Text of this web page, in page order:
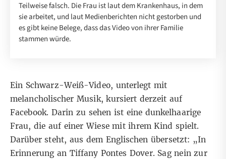
Teilweise falsch. Die Frau ist laut dem Krankenhaus, in dem
sie arbeitet, und laut Medienberichten nicht gestorben und
es gibt keine Belege, dass das Video von ihrer Familie
stammen würde.
Ein Schwarz-Weiß-Video, unterlegt mit
melancholischer Musik, kursiert derzeit auf
Facebook. Darin zu sehen ist eine dunkelhaarige
Frau, die auf einer Wiese mit ihrem Kind spielt.
Darüber steht, aus dem Englischen übersetzt: „In
Erinnerung an Tiffany Pontes Dover. Sag nein zur